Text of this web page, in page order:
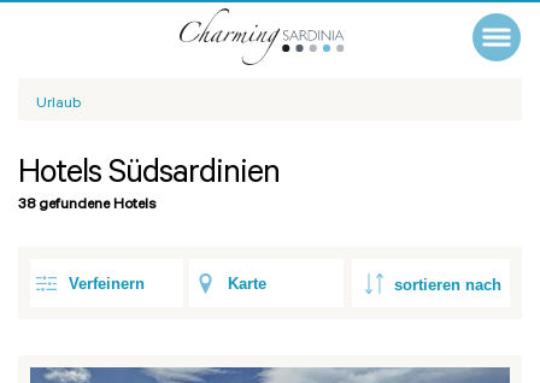
Urlaub
Hotels Südsardinien
38 gefundene Hotels
Verfeinern Karte